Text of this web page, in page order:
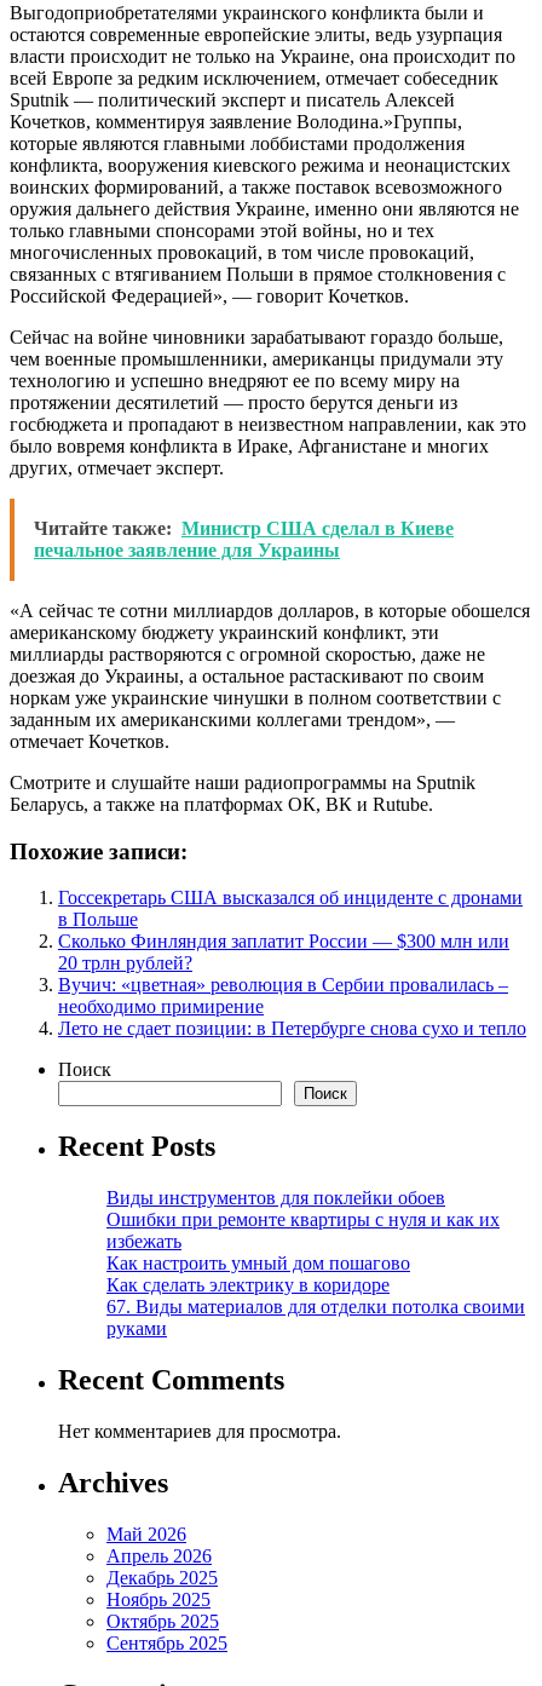
Выгодоприобретателями украинского конфликта были и
остаются современные европейские элиты, ведь узурпация
власти происходит не только на Украине, она происходит по
всей Европе за редким исключением, отмечает собеседник
Sputnik ― политический эксперт и писатель Алексей
Кочетков, комментируя заявление Володина.»Группы,
которые являются главными лоббистами продолжения
конфликта, вооружения киевского режима и неонацистских
воинских формирований, а также поставок всевозможного
оружия дальнего действия Украине, именно они являются не
только главными спонсорами этой войны, но и тех
многочисленных провокаций, в том числе провокаций,
связанных с втягиванием Польши в прямое столкновения с
Российской Федерацией», ― говорит Кочетков.
Сейчас на войне чиновники зарабатывают гораздо больше,
чем военные промышленники, американцы придумали эту
технологию и успешно внедряют ее по всему миру на
протяжении десятилетий ― просто берутся деньги из
госбюджета и пропадают в неизвестном направлении, как это
было вовремя конфликта в Ираке, Афганистане и многих
других, отмечает эксперт.
Читайте также: Министр США сделал в Киеве
печальное заявление для Украины
«А сейчас те сотни миллиардов долларов, в которые обошелся
американскому бюджету украинский конфликт, эти
миллиарды растворяются с огромной скоростью, даже не
доезжая до Украины, а остальное растаскивают по своим
норкам уже украинские чинушки в полном соответствии с
заданным их американскими коллегами трендом», ―
отмечает Кочетков.
Смотрите и слушайте наши радиопрограммы на Sputnik
Беларусь, а также на платформах ОК, ВК и Rutube.
Похожие записи:
Госсекретарь США высказался об инциденте с дронами
в Польше
Сколько Финляндия заплатит России — $300 млн или
20 трлн рублей?
Вучич: «цветная» революция в Сербии провалилась –
необходимо примирение
Лето не сдает позиции: в Петербурге снова сухо и тепло
Поиск
Поиск
Recent Posts
Виды инструментов для поклейки обоев
Ошибки при ремонте квартиры с нуля и как их
избежать
Как настроить умный дом пошагово
Как сделать электрику в коридоре
67. Виды материалов для отделки потолка своими
руками
Recent Comments
Нет комментариев для просмотра.
Archives
Май 2026
Апрель 2026
Декабрь 2025
Ноябрь 2025
Октябрь 2025
Сентябрь 2025